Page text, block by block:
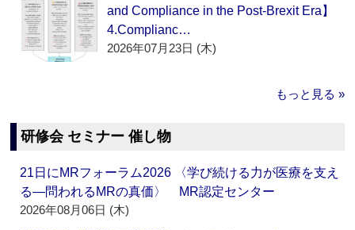
and Compliance in the Post-Brexit Era】
4.Complianc…
2026年07月23日 (木)
もっと見る »
研修会 セミナー 催し物
21日にMRフォーラム2026 〈学び続ける力が医療を支え
る―問われるMRの真価〉 MR認定センター
2026年08月06日 (木)